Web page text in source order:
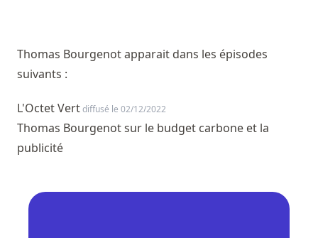
Thomas Bourgenot apparait dans les épisodes
suivants :
L'Octet Vertdiffusé le 02/12/2022
Thomas Bourgenot sur le budget carbone et la
publicité